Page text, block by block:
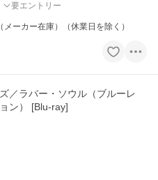
要エントリー
ーカー在庫）（休業日を除く）
／ラバー・ソウル（ブルーレ
ン） [Blu-ray]